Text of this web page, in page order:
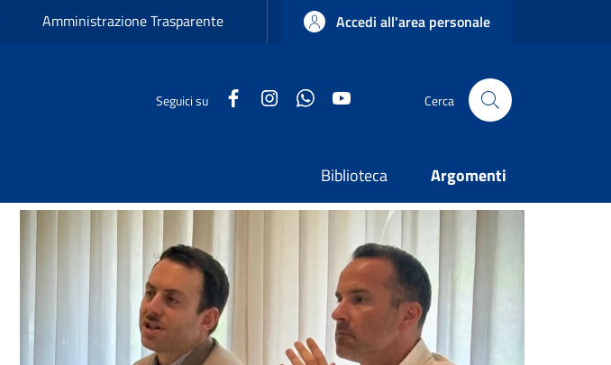
Amministrazione Trasparente Accedi all'area personale
Seguici su FacebookInstagramWhatsApp Cerca
Biblioteca Argomenti